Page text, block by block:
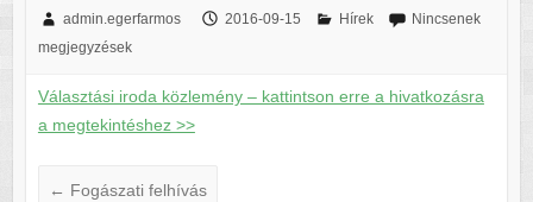
admin.egerfarmos 2016-09-15 Hírek
Nincsenek
megjegyzések
Választási iroda közlemény – kattintson erre a hivatkozásra
a megtekintéshez >>
← Fogászati felhívás